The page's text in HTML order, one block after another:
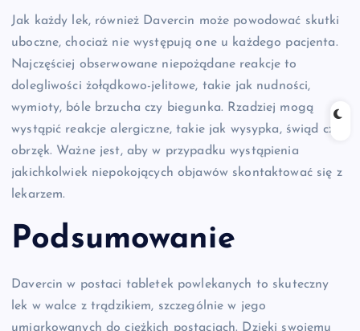
Jak każdy lek, również Davercin może powodować skutki
uboczne, chociaż nie występują one u każdego pacjenta.
Najczęściej obserwowane niepożądane reakcje to
dolegliwości żołądkowo-jelitowe, takie jak nudności,
wymioty, bóle brzucha czy biegunka. Rzadziej mogą
wystąpić reakcje alergiczne, takie jak wysypka, świąd czy
obrzęk. Ważne jest, aby w przypadku wystąpienia
jakichkolwiek niepokojących objawów skontaktować się z
lekarzem.
Podsumowanie
Davercin w postaci tabletek powlekanych to skuteczny
lek w walce z trądzikiem, szczególnie w jego
umiarkowanych do ciężkich postaciach. Dzięki swojemu